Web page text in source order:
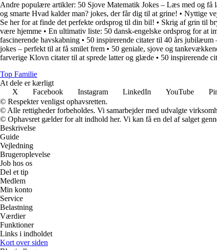
Andre populære artikler: 50 Sjove Matematik Jokes – Læs med og få
og smarte Hvad kalder man? jokes, der får dig til at grine! • Nyttige
Se her for at finde det perfekte ordsprog til din bil! • Skrig af grin til
være hjemme • En ultimativ liste: 50 dansk-engelske ordsprog for at
fascinerende havskabning • 50 inspirerende citater til 40 års
jokes – perfekt til at få smilet frem • 50 geniale, sjove og
farverige Klovn citater til at sprede latter og glæde • 50 inspirerende
Top Familie
At dele er kærligt
X
Facebook Instagram LinkedIn YouTube
© Respekter venligst ophavsretten.
© Alle rettigheder forbeholdes. Vi samarbejder med udvalgte
© Ophavsret gælder for alt indhold her. Vi kan få en del af salget
Beskrivelse
Guide
Vejledning
Brugeroplevelse
Job hos os
Del et tip
Medlem
Min konto
Service
Belastning
Værdier
Funktioner
Links i indholdet
Kort over siden